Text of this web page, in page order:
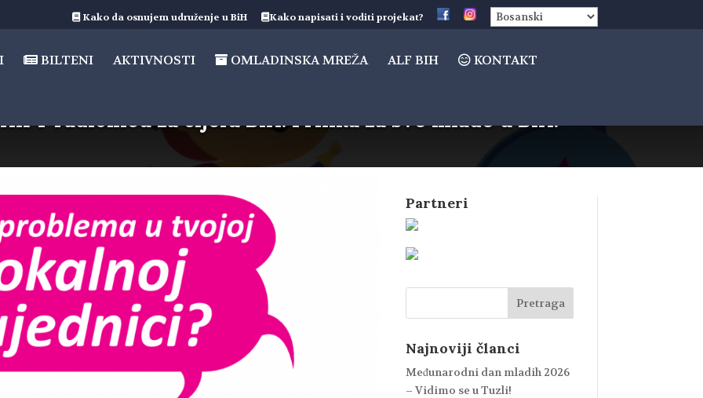
Kako da osnujem udruženje u BiH Kako napisati i voditi projekat?
BILTENI AKTIVNOSTI OMLADINSKA MREŽA ALF BIH KONTAKT
radionicu za cijelu BiH: Prilika za sve mlade u BiH!
Partneri
Najnoviji članci
Međunarodni dan mladih 2026
– Vidimo se u Tuzli!